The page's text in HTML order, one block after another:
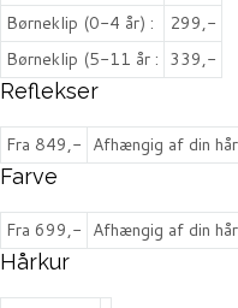
Børneklip (0-4 år) :
299,-
Børneklip (5-11 år : 339,-
Reflekser
Fra 849,- Afhængig af din
Farve
Fra 699,- Afhængig af din
Hårkur